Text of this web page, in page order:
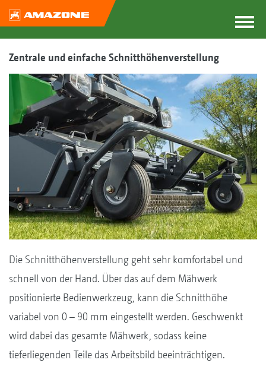
Zentrale und einfache Schnitthöhenverstellung
Die Schnitthöhenverstellung geht sehr komfortabel und
schnell von der Hand. Über das auf dem Mähwerk
positionierte Bedienwerkzeug, kann die Schnitthöhe
variabel von 0 – 90 mm eingestellt werden. Geschwenkt
wird dabei das gesamte Mähwerk, sodass keine
tieferliegenden Teile das Arbeitsbild beeinträchtigen.